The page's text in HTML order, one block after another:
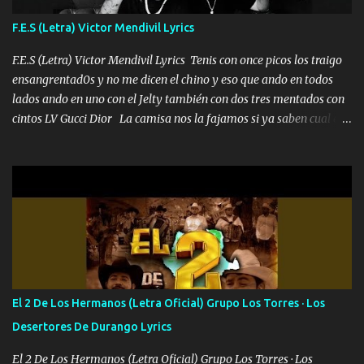
yo tengo el control a todos yo les paro el dedo soy hocicon un
malcriado un malandrón Que Les importa no saben nada falsas
las risas las que me miran hay gente corriente no quieren ve...
F.E.S (Letra) Victor Mendivil Lyrics
F.E.S (Letra) Victor Mendivil Lyrics Tenis con once picos los traigo
ensangrentad0s y no me dicen el chino y eso que ando en todos
lados ando en uno con el Jelty también con dos tres mentados con
cintos LV Gucci Dior La camisa nos la fajamos si ya saben cual es
estándares 110 mil records de pistas no me falta mucho para
verme en las revistas Ya pasé Italia Japón Madrid Milán y también
Francia ropa de 100.000 bolas Louis vuitton es mi fragancia
repleta de presidentes la bolsa estoy en mi pic si no se han dado
cuenta chequeen gráficas del kitch
El 2 De Los Hermanos (Letra Oficial) Grupo Los Torres · Los
Desertores De Durango Lyrics
El 2 De Los Hermanos (Letra Oficial) Grupo Los Torres · Los